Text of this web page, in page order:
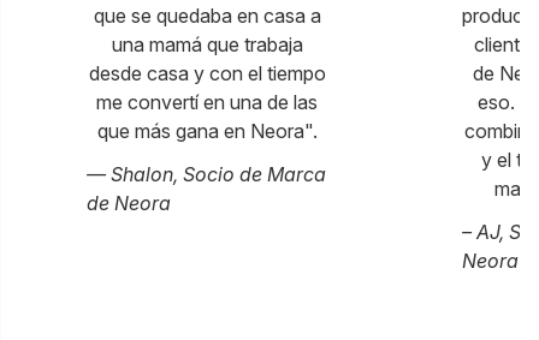
que se quedaba en casa a
una mamá que trabaja
desde casa y con el tiempo
me convertí en una de las
que más gana en Neora".
— Shalon, Socio de Marca
de Neora
de
eso.
y el
– AJ,
Neora